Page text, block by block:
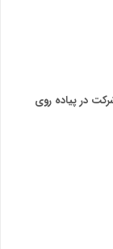
در پیاده روی